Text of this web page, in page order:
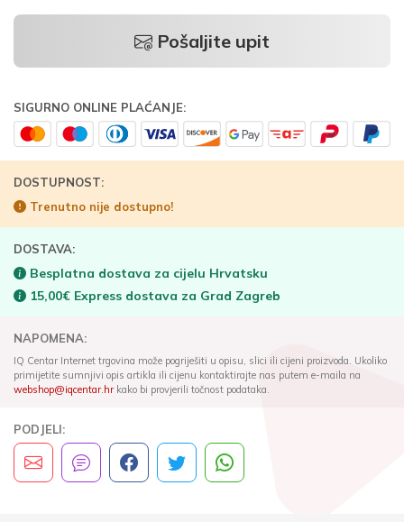
Pošaljite upit
SIGURNO ONLINE PLAĆANJE:
DOSTUPNOST:
Trenutno nije dostupno!
DOSTAVA:
Besplatna dostava za cijelu Hrvatsku
15,00€ Express dostava za Grad Zagreb
NAPOMENA:
IQ Centar Internet trgovina može pogriješiti u opisu, slici ili cijeni proizvoda. Ukoliko
primijetite sumnjivi opis artikla ili cijenu kontaktirajte nas putem e-maila na
webshop@iqcentar.hrkako bi provjerili točnost podataka.
PODJELI: